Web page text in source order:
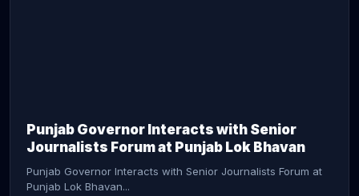
Punjab Governor Interacts with Senior
Journalists Forum at Punjab Lok Bhavan
Punjab Governor Interacts with Senior Journalists Forum at
Punjab Lok Bhavan...